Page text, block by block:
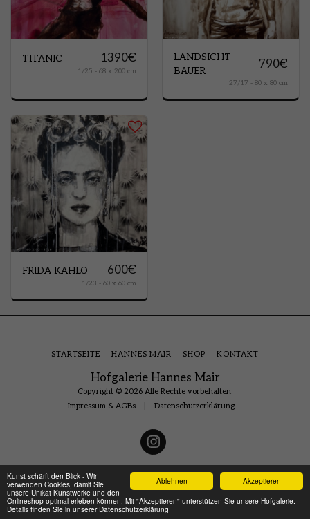
Akzeptieren
Ablehnen
Kunst schärft den Blick - Wir
verwenden Cookies, damit Sie
unsere Unikat Kunstwerke und den
Onlineshop optimal erleben können. Mit "Akzeptieren" unterstützen Sie unsere Hofgalerie.
Details finden Sie in unserer Datenschutzerklärung!
TITANIC 1390€
1/25 - 68 x 200 cm
LANDSICHT -
BAUER
790€
27/17 - 80 x 80 cm
FRIDA KAHLO 600€
1/23 - 60 x 60 cm
Hofgalerie Hannes Mair
Copyright © 2026 Alle Rechte vorbehalten.
Impressum & AGBs| Datenschutzerklärung
STARTSEITE HANNES MAIR SHOP KONTAKT